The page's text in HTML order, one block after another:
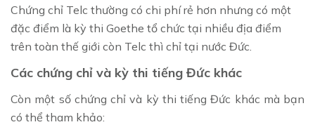
Chứng chỉ Telc thường có chi phí rẻ hơn nhưng có một
đặc điểm là kỳ thi Goethe tổ chức tại nhiều địa điểm
trên toàn thế giới còn Telc thì chỉ tại nước Đức.
Các chứng chỉ và kỳ thi tiếng Đức khác
Còn một số chứng chỉ và kỳ thi tiếng Đức khác mà bạn
có thể tham khảo: